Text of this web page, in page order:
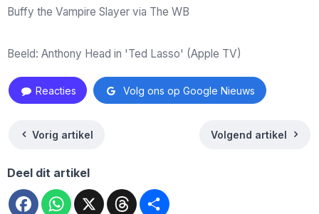
Buffy the Vampire Slayer via The WB
Beeld: Anthony Head in 'Ted Lasso' (Apple TV)
Reacties Volg ons op Google Nieuws
Vorig artikel Volgend artikel
Deel dit artikel
FacebookWhatsApp
X Threads